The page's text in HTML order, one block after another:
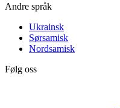
Andre språk
Ukrainsk
Sørsamisk
Nordsamisk
Følg oss